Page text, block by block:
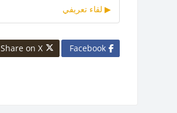
▶︎ لقاء تعريفي
Facebook
Share on X